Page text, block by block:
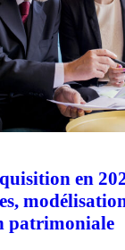
en
patrimoniale